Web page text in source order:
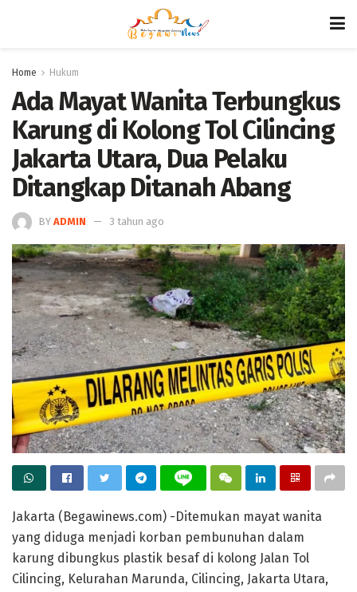
Home Hukum
Ada Mayat Wanita Terbungkus
Karung di Kolong Tol Cilincing
Jakarta Utara, Dua Pelaku
Ditangkap Ditanah Abang
BY ADMIN 3 tahun ago
Jakarta (Begawinews.com) -Ditemukan mayat wanita
yang diduga menjadi korban pembunuhan dalam
karung dibungkus plastik besaf di kolong Jalan Tol
Cilincing, Kelurahan Marunda, Cilincing, Jakarta Utara,